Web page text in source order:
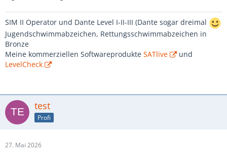
SIM II Operator und Dante Level I-II-III (Dante sogar dreimal
Jugendschwimmabzeichen, Rettungsschwimmabzeichen in
Bronze
Meine kommerziellen Softwareprodukte SATlive
und
LevelCheck
test
Profi
27. Mai 2026